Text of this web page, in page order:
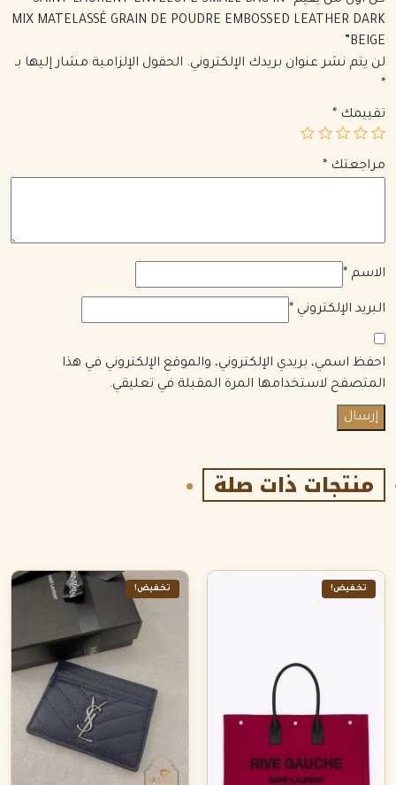
MIX MATELASSÉ GRAIN DE POUDRE EMBOSSED LEATHER DARK
BEIGE”
لن يتم نشر عنوان بريدك الإلكتروني. الحقول الإلزامية مشار إليها بـ
*
تقييمك *
مراجعتك *
الاسم *
البريد الإلكتروني *
احفظ اسمي، بريدي الإلكتروني، والموقع الإلكتروني في هذا
المتصفح لاستخدامها المرة المقبلة في تعليقي.
منتجات ذات صلة
تخفيض! تخفيض!